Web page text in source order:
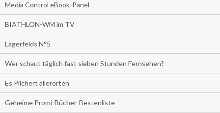
Media Control eBook-Panel
BIATHLON-WM im TV
Lagerfelds N°5
Wer schaut täglich fast sieben Stunden Fernsehen?
Es Pilchert allerorten
Geheime Promi-Bücher-Bestenliste